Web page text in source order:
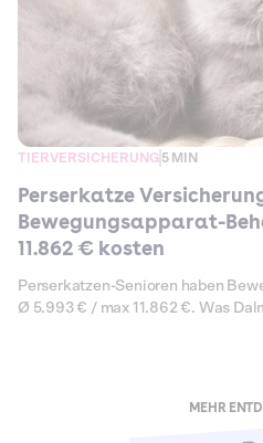
TIERVERSICHERUNG 5 MIN
Perserkatze
Bewegungsapparat-
11.862 € kosten
Perserkatzen-Senioren haben
Ø 5.993 € / max 11.862 €. Was
MEHR